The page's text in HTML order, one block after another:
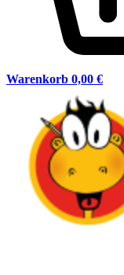
Warenkorb 0,00 €